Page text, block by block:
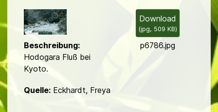
l
d
Download
(jpg, 509 KB)
p6786.jpg
Beschreibung:
Hodogara Fluß bei
Kyoto.
Quelle: Eckhardt, Freya